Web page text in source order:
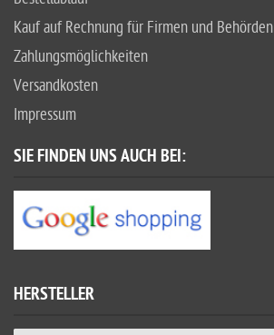
Kauf auf Rechnung für Firmen und Behörden
Zahlungsmöglichkeiten
Versandkosten
Impressum
SIE FINDEN UNS AUCH BEI:
HERSTELLER